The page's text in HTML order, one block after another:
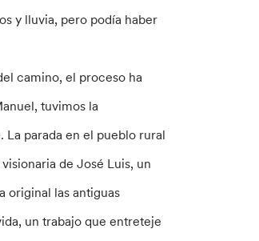
y lluvia, pero podía haber
camino, el proceso ha
tuvimos la
parada en el pueblo rural
de José Luis, un
original las antiguas
un trabajo que entreteje